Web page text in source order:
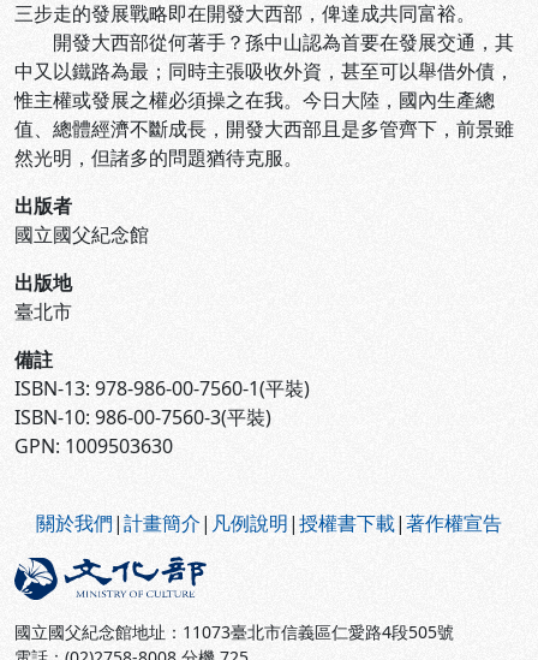
三步走的發展戰略即在開發大西部，俾達成共同富裕。
開發大西部從何著手？孫中山認為首要在發展交通，其
中又以鐵路為最；同時主張吸收外資，甚至可以舉借外債，
惟主權或發展之權必須操之在我。今日大陸，國內生產總
值、總體經濟不斷成長，開發大西部且是多管齊下，前景雖
然光明，但諸多的問題猶待克服。
出版者
國立國父紀念館
出版地
臺北市
備註
ISBN-13: 978-986-00-7560-1(平裝)
ISBN-10: 986-00-7560-3(平裝)
GPN: 1009503630
關於我們|計畫簡介| 凡例說明|授權書下載|著作權宣告
國立國父紀念館地址：11073臺北市信義區仁愛路4段505號